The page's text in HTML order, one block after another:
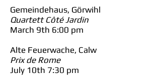
Gemeindehaus, Görwihl
Quartett Côté Jardin
March 9th 6:00 pm
Alte Feuerwache, Calw
Prix de Rome
July 10th 7:30 pm